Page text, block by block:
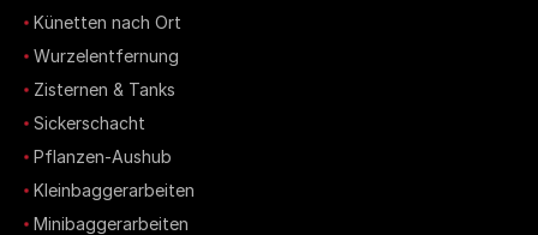
Künetten nach Ort
Wurzelentfernung
Zisternen & Tanks
Sickerschacht
Pflanzen-Aushub
Kleinbaggerarbeiten
Minibaggerarbeiten